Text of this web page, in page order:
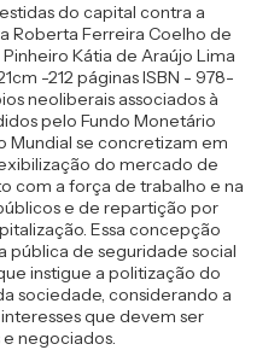
do capital contra a
Roberta Ferreira Coelho de
Kátia de Araújo Lima
-212 páginas ISBN - 978-
neoliberais associados à
pelo Fundo Monetário
Mundial se concretizam em
do mercado de
com a força de trabalho e na
e de repartição por
Essa concepção
pública de seguridade social
instigue a politização do
sociedade, considerando a
que devem ser
negociados.